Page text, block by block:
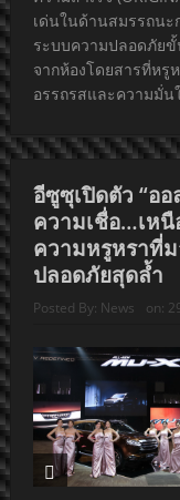
เด่นในด้านสมรรถน
ระบบความปลอดภัย
จากห้องโดยสารที่หรู
อรรถรสและความมั่น
อีซูซุเปิดตัว “อ
ความเชื่อ…เห
ความหรูหราที่
ปลอดภัยสุดล้ำ
Posted By: News on: